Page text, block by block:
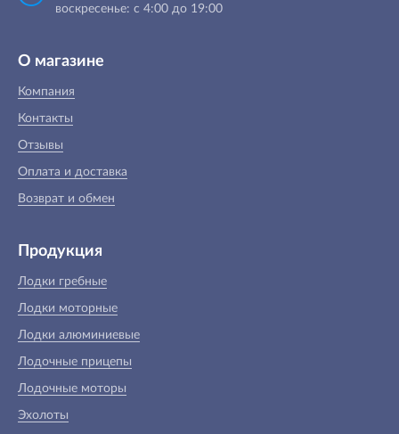
воскресенье: с 4:00 до 19:00
О магазине
Компания
Контакты
Отзывы
Оплата и доставка
Возврат и обмен
Продукция
Лодки гребные
Лодки моторные
Лодки алюминиевые
Лодочные прицепы
Лодочные моторы
Эхолоты